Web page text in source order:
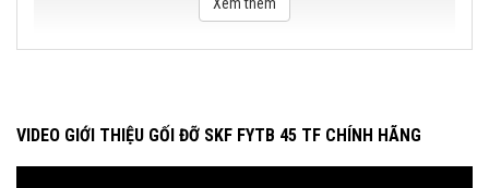
VIDEO GIỚI THIỆU GỐI ĐỠ SKF FYTB 45 TF CHÍNH HÃNG